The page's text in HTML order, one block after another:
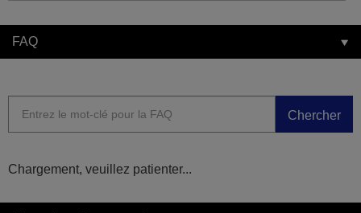
FAQ
Chercher
Chargement, veuillez patienter...